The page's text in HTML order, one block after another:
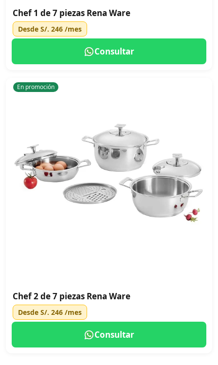
Chef 1 de 7 piezas Rena Ware
Desde S/. 246 /mes
Consultar
En promoción
Chef 2 de 7 piezas Rena Ware
Desde S/. 246 /mes
Consultar